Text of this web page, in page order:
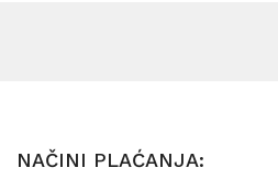
NAČINI PLAĆANJA: